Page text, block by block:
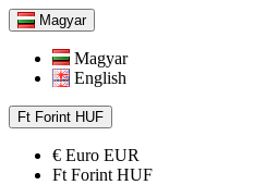
Magyar
Magyar
English
Ft Forint HUF
€ Euro EUR
Ft Forint HUF